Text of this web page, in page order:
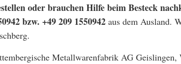
oder brauchen Hilfe beim Besteck
bzw. +49 209 1550942 aus dem Ausland.
Metallwarenfabrik AG Geislingen,